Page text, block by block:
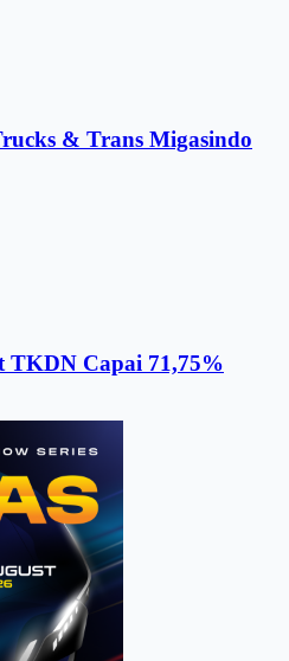
& Trans Migasindo
TKDN Capai 71,75%